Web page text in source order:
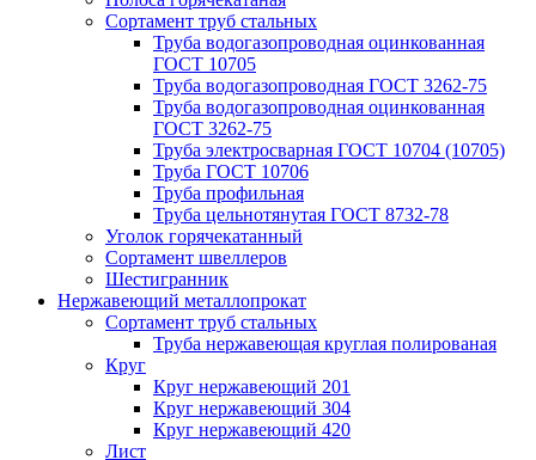
Сортамент труб стальных
Труба водогазопроводная оцинкованная
ГОСТ 10705
Труба водогазопроводная ГОСТ 3262-75
Труба водогазопроводная оцинкованная
ГОСТ 3262-75
Труба электросварная ГОСТ 10704 (10705)
Труба ГОСТ 10706
Труба профильная
Труба цельнотянутая ГОСТ 8732-78
Уголок горячекатанный
Сортамент швеллеров
Шестигранник
Нержавеющий металлопрокат
Сортамент труб стальных
Труба нержавеющая круглая полированая
Круг
Круг нержавеющий 201
Круг нержавеющий 304
Круг нержавеющий 420
Лист